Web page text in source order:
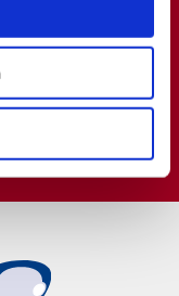
gift doen?